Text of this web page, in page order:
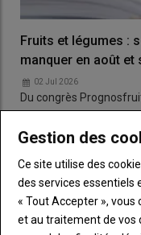
Fruits et légumes :
manquer en août et
02 Jul 2026
Du congrès
15
Gestion des
Ce site utilise des
des services essentiels
« Tout Accepter », vous
et au traitement de vos